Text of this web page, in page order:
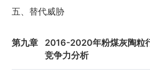
五、替代威胁
第九章
2016-2020年粉煤灰陶粒
竞争力分析